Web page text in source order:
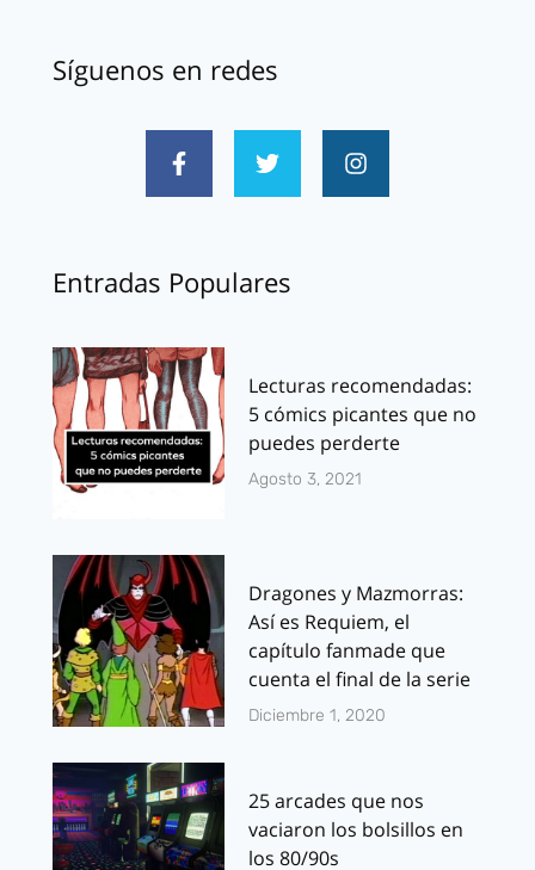
Síguenos en redes
Entradas Populares
Lecturas recomendadas:
5 cómics picantes que no
puedes perderte
Agosto 3, 2021
Dragones y Mazmorras:
Así es Requiem, el
capítulo fanmade que
cuenta el final de la serie
Diciembre 1, 2020
25 arcades que nos
vaciaron los bolsillos en
los 80/90s